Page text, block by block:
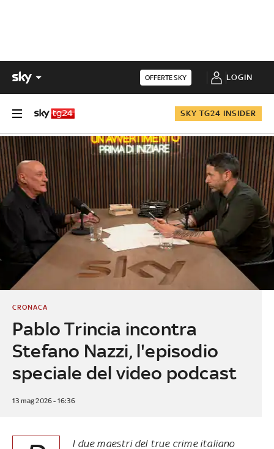
OFFERTE SKY LOGIN
SKY TG24 INSIDER
Pablo Trincia incontra
Stefano Nazzi, l'episodio
speciale del video podcast
CRONACA
13 mag 2026 - 16:36
I due maestri del true crime italiano